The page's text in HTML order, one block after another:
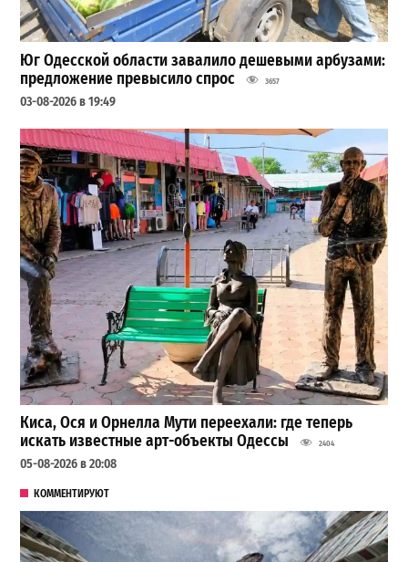
Юг Одесской области завалило дешевыми арбузами:
предложение превысило спрос
3657
03-08-2026 в 19:49
Киса, Ося и Орнелла Мути переехали: где теперь
искать известные арт-объекты Одессы
2404
05-08-2026 в 20:08
КОММЕНТИРУЮТ